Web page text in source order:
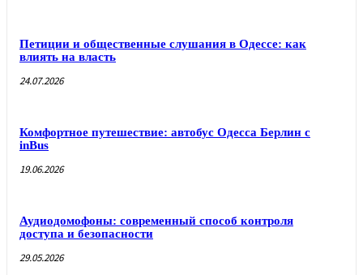
Петиции и общественные слушания в Одессе: как
влиять на власть
24.07.2026
Комфортное путешествие: автобус Одесса Берлин с
inBus
19.06.2026
Аудиодомофоны: современный способ контроля
доступа и безопасности
29.05.2026